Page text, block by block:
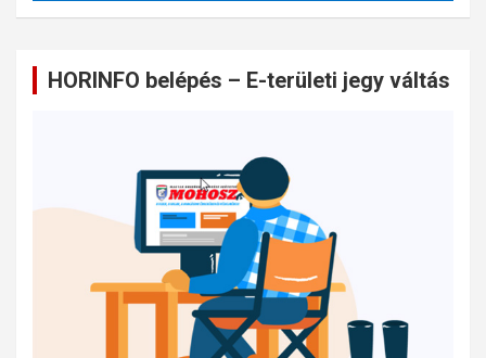
HORINFO belépés – E-területi jegy váltás